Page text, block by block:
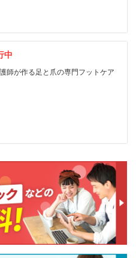
中
師が作る足と爪の専門フットケア